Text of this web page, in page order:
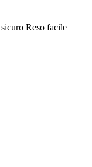
Reso facile